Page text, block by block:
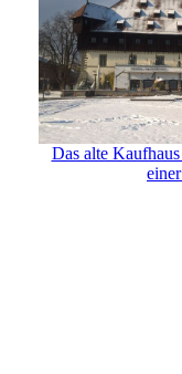
Das alte